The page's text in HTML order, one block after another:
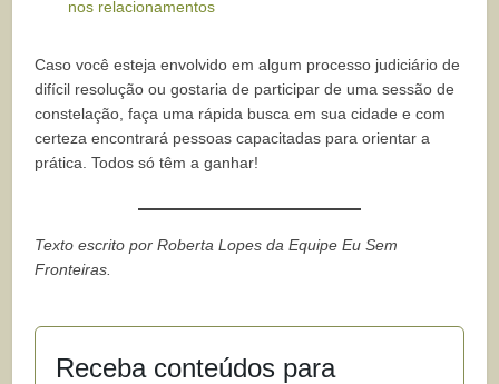
nos relacionamentos
Caso você esteja envolvido em algum processo judiciário de
difícil resolução ou gostaria de participar de uma sessão de
constelação, faça uma rápida busca em sua cidade e com
certeza encontrará pessoas capacitadas para orientar a
prática. Todos só têm a ganhar!
Texto escrito por Roberta Lopes da Equipe Eu Sem
Fronteiras.
Receba conteúdos para